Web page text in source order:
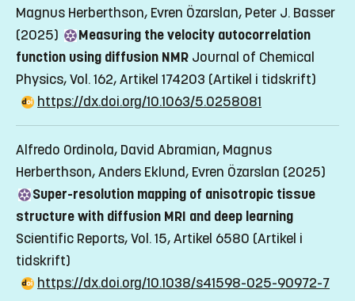
Magnus Herberthson, Evren Özarslan, Peter J. Basser
(2025)
Measuring the velocity autocorrelation
function using diffusion NMR Journal of Chemical
Physics, Vol. 162, Artikel 174203 (Artikel i tidskrift)
https://dx.doi.org/10.1063/5.0258081
Alfredo Ordinola, David Abramian, Magnus
Herberthson, Anders Eklund, Evren Özarslan (2025)
Super-resolution mapping of anisotropic tissue
structure with diffusion MRI and deep learning
Scientific Reports, Vol. 15, Artikel 6580 (Artikel i
tidskrift)
https://dx.doi.org/10.1038/s41598-025-90972-7